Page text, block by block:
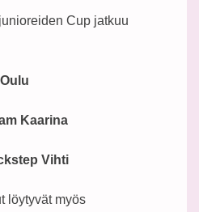
Cup jatkuu
Kaarina
Vihti
löytyvät myös